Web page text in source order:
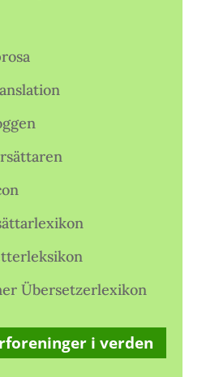
Übersetzerlexikon
i verden